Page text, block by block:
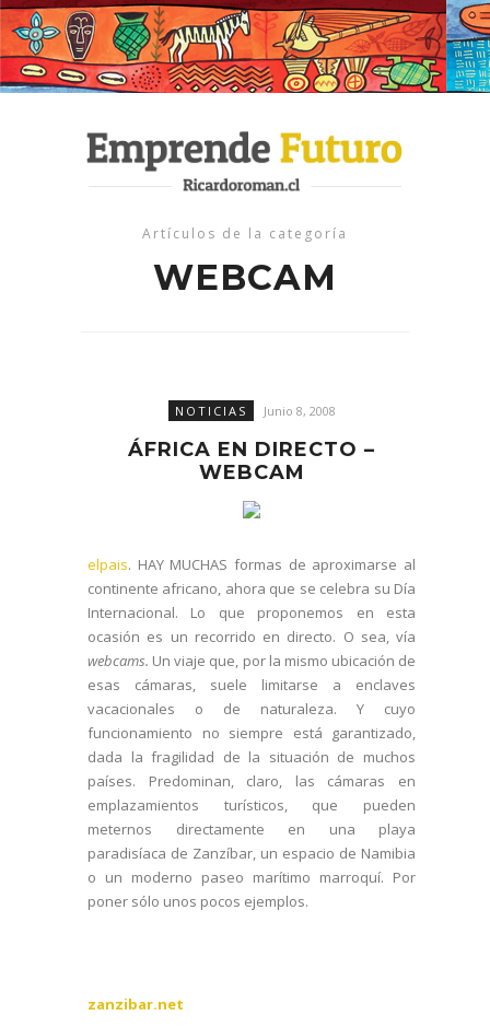
Artículos de la categoría
WEBCAM
NOTICIAS Junio 8, 2008
ÁFRICA EN DIRECTO –
WEBCAM
elpais. HAY MUCHAS formas de aproximarse al
continente africano, ahora que se celebra su Día
Internacional. Lo que proponemos en esta
ocasión es un recorrido en directo. O sea, vía
webcams. Un viaje que, por la mismo ubicación de
esas cámaras, suele limitarse a enclaves
vacacionales o de naturaleza. Y cuyo
funcionamiento no siempre está garantizado,
dada la fragilidad de la situación de muchos
países. Predominan, claro, las cámaras en
emplazamientos turísticos, que pueden
meternos directamente en una playa
paradisíaca de Zanzíbar, un espacio de Namibia
o un moderno paseo marítimo marroquí. Por
poner sólo unos pocos ejemplos.
zanzibar.net